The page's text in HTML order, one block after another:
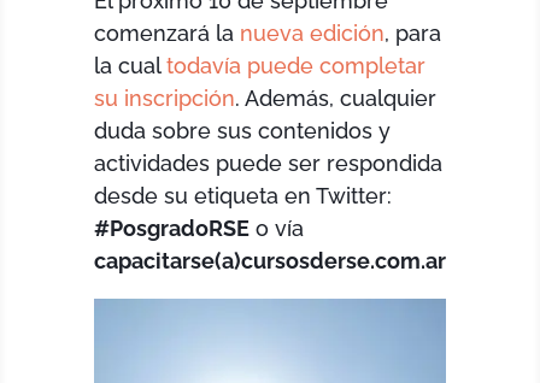
comenzará la nueva edición, para
la cualtodavía puede completar
su inscripción. Además, cualquier
duda sobre sus contenidos y
actividades puede ser respondida
desde su etiqueta en Twitter:
#PosgradoRSE o vía
capacitarse(a)cursosderse.com.ar